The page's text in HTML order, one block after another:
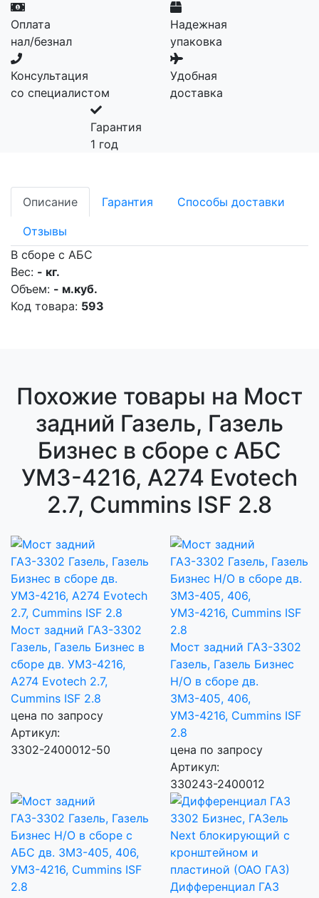
Оплата
нал/безнал
Надежная
упаковка
Консультация
со специалистом
Удобная
доставка
Гарантия
1 год
Описание Гарантия Способы доставки
Отзывы
В сборе с АБС
Вес: - кг.
Объем: - м.куб.
Код товара: 593
Похожие товары на Мост
задний Газель, Газель
Бизнес в сборе с АБС
УМЗ-4216, А274 Evotech
2.7, Сummins ISF 2.8
Мост задний ГАЗ-3302
Газель, Газель Бизнес в
сборе дв. УМЗ-4216,
А274 Evotech 2.7,
Сummins ISF 2.8
цена по запросу
Артикул:
3302-2400012-50
Мост задний ГАЗ-3302
Газель, Газель Бизнес
Н/О в сборе дв.
ЗМЗ-405, 406,
УМЗ-4216, Cummins ISF
2.8
цена по запросу
Артикул:
330243-2400012
Дифференциал ГАЗ